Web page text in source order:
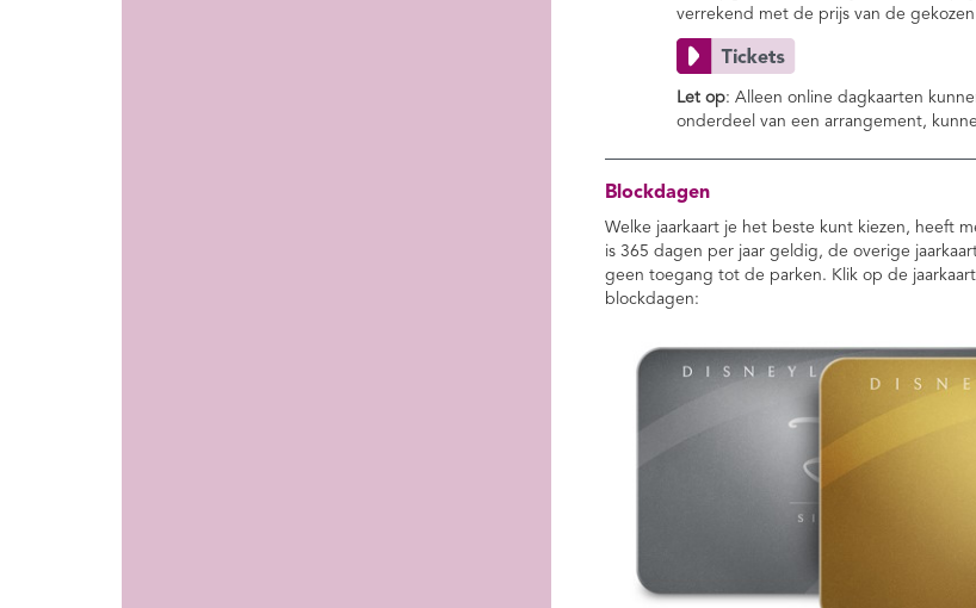
verrekend met de prijs van de gekozen
Let op: Alleen online dagkaarten
onderdeel van een arrangement,
Blockdagen
Welke jaarkaart je het beste kunt kiezen, heeft
is 365 dagen per jaar geldig, de overige
geen toegang tot de parken. Klik op de
blockdagen: